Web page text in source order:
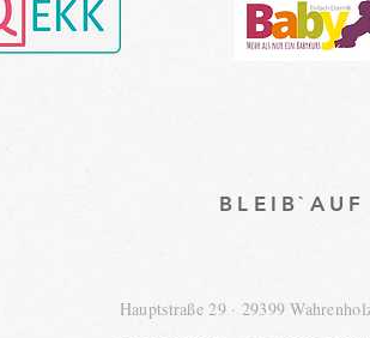
Hauptstraße 29 · 29399